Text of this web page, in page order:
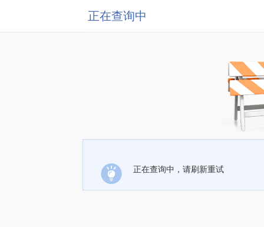
正在查询中
正在查询中，请刷新重试